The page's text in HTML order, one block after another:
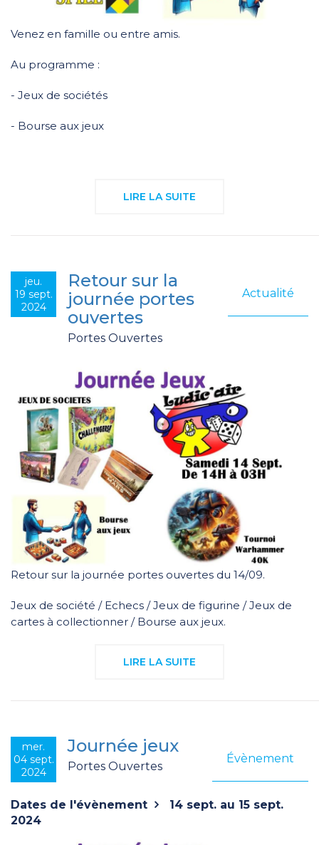
Venez en famille ou entre amis.
Au programme :
- Jeux de sociétés
- Bourse aux jeux
LIRE LA SUITE
jeu.
19 sept.
2024
Actualité
Retour sur la
journée portes
ouvertes
Portes Ouvertes
Retour sur la journée portes ouvertes du 14/09.
Jeux de société / Echecs / Jeux de figurine / Jeux de
cartes à collectionner / Bourse aux jeux.
LIRE LA SUITE
mer.
04 sept.
2024
Évènement
Journée jeux
Portes Ouvertes
Dates de l'évènement
14 sept. au 15 sept.
2024